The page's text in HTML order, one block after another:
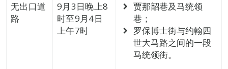
无出口道
路
9月3日晚上8
时至9月4日
上午7时
贾那韶巷及马统领
巷；
罗保博士街与约翰四
世大马路之间的一段
马统领街。